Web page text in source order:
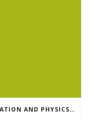
THE INSTITUTE OF BIOCOMPUTATION AND PHYSICS OF COMPLEX SYSTEMS AT THE UNIVERSITY OF ZARAGOZA ORGANISED THE WORKSHOP “THE JOURNEY THROUGH THE DIGESTIVE SYSTEM” FOR MEMBERS OF THE UTRILLO ASSOCIATION